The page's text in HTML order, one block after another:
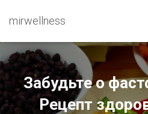
mirwellness
Забудьте о
Рецепт